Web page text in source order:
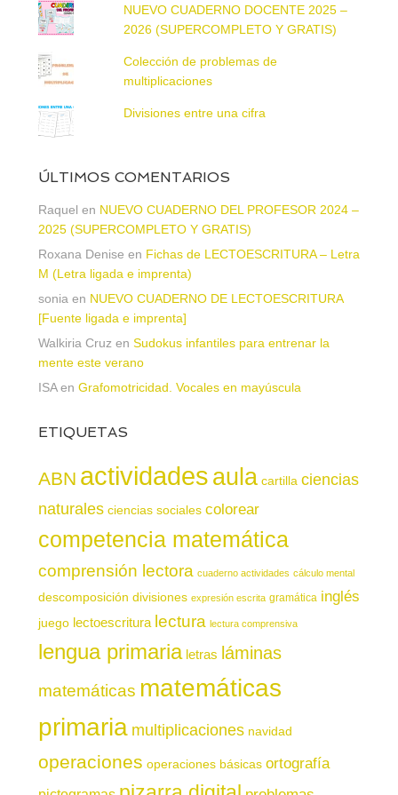
NUEVO CUADERNO DOCENTE 2025 –
2026 (SUPERCOMPLETO Y GRATIS)
Colección de problemas de
multiplicaciones
Divisiones entre una cifra
ÚLTIMOS COMENTARIOS
Raquel en NUEVO CUADERNO DEL PROFESOR 2024 –
2025 (SUPERCOMPLETO Y GRATIS)
Roxana Denise en Fichas de LECTOESCRITURA – Letra
M (Letra ligada e imprenta)
soniaen NUEVO CUADERNO DE LECTOESCRITURA
[Fuente ligada e imprenta]
Walkiria Cruzen Sudokus infantiles para entrenar la
mente este verano
ISAen Grafomotricidad. Vocales en mayúscula
ETIQUETAS
ABN actividadesaula cartilla ciencias
naturales ciencias sociales colorear
competencia matemática
comprensión lectora cuaderno actividades cálculo mental
descomposición divisiones expresión escrita gramática inglés
juego lectoescritura lectura lectura comprensiva
lengua primaria letras láminas
matemáticas matemáticas
primaria multiplicaciones navidad
operaciones operaciones básicas ortografía